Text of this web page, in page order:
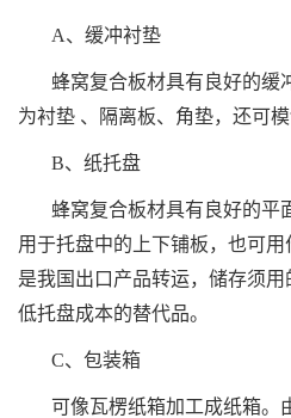
A、缓冲衬垫
蜂窝复合板材具有良好的缓
为衬垫 、隔离板、角垫，还可
B、纸托盘
蜂窝复合板材具有良好的
用于托盘中的上下铺板，也可
是我国出口产品转运，储存须
低托盘成本的替代品。
C、包装箱
可像瓦楞纸箱加工成纸箱。